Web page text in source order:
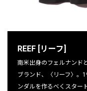
REEF [リーフ]
南米出身のフェルナンド
ブランド、〈リーフ〉。
ンダルを作るべくスター